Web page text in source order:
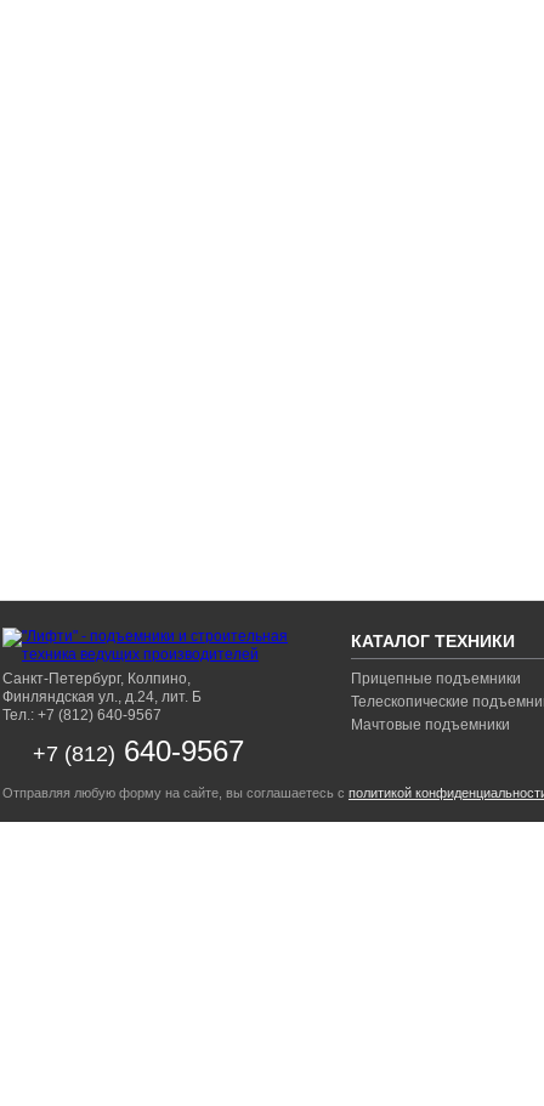
Санкт-Петербург, Колпино,
Финляндская ул., д.24, лит. Б
Тел.: +7 (812) 640-9567
+7 (812) 640-9567
КАТАЛОГ ТЕХНИКИ
Прицепные подъемники
Телескопические
Мачтовые подъемники
Отправляя любую форму на сайте, вы соглашаетесь с политикой